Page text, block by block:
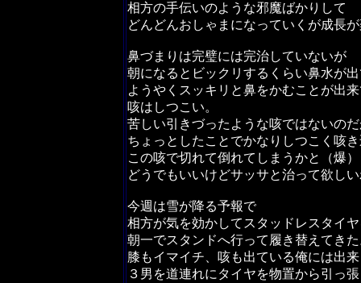
相方の手伝いのような邪魔ばかりして
どんどんおしゃまになっていくが成長
鼻づまりは完璧には完治していないが
朝になるとビックリするくらい鼻水が
ようやくスッキリと鼻をかむことが出
咳はしつこい。
苦しい引きづったような咳ではないの
ちょっとしたことでかなりしつこく咳
この咳で切れて倒れてしまうかと（爆）
どうでもいいけどサッサと治って欲し
今週は雪が降る予報で
相方が気を効かしてスタッドレスタイ
朝一でスタンドへ行って履き替えてき
膝もイマイチ、咳も出ている俺には出
３男を道連れにタイヤを物置から引っ